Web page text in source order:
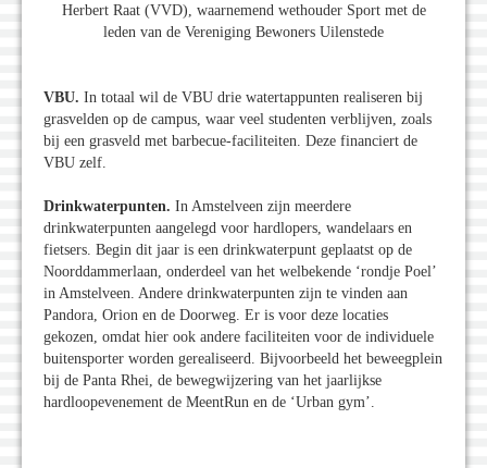
Herbert Raat (VVD), waarnemend wethouder Sport met de
leden van de Vereniging Bewoners Uilenstede
VBU. In totaal wil de VBU drie watertappunten realiseren bij
grasvelden op de campus, waar veel studenten verblijven, zoals
bij een grasveld met barbecue-faciliteiten. Deze financiert de
VBU zelf.
Drinkwaterpunten. In Amstelveen zijn meerdere
drinkwaterpunten aangelegd voor hardlopers, wandelaars en
fietsers. Begin dit jaar is een drinkwaterpunt geplaatst op de
Noorddammerlaan, onderdeel van het welbekende ‘rondje Poel’
in Amstelveen. Andere drinkwaterpunten zijn te vinden aan
Pandora, Orion en de Doorweg. Er is voor deze locaties
gekozen, omdat hier ook andere faciliteiten voor de individuele
buitensporter worden gerealiseerd. Bijvoorbeeld het beweegplein
bij de Panta Rhei, de bewegwijzering van het jaarlijkse
hardloopevenement de MeentRun en de ‘Urban gym’.